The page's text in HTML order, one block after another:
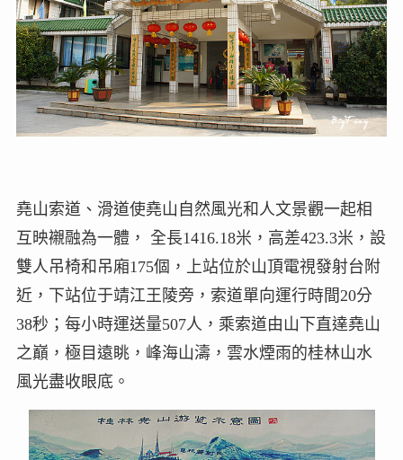
堯山索道、滑道使堯山自然風光和人文景觀一起相
互映襯融為一體， 全長1416.18米，高差423.3米，設
雙人吊椅和吊廂175個，上站位於山頂電視發射台附
近，下站位于靖江王陵旁，索道單向運行時間20分
38秒；每小時運送量507人，乘索道由山下直達堯山
之巔，極目遠眺，峰海山濤，雲水煙雨的桂林山水
風光盡收眼底。